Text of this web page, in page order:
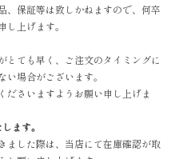
、保証等は致しかねますので、何卒
上げます。
とても早く、ご注文のタイミングに
場合がございます。
ださいますようお願い申し上げま
ます。
ました際は、当店にて在庫確認が取